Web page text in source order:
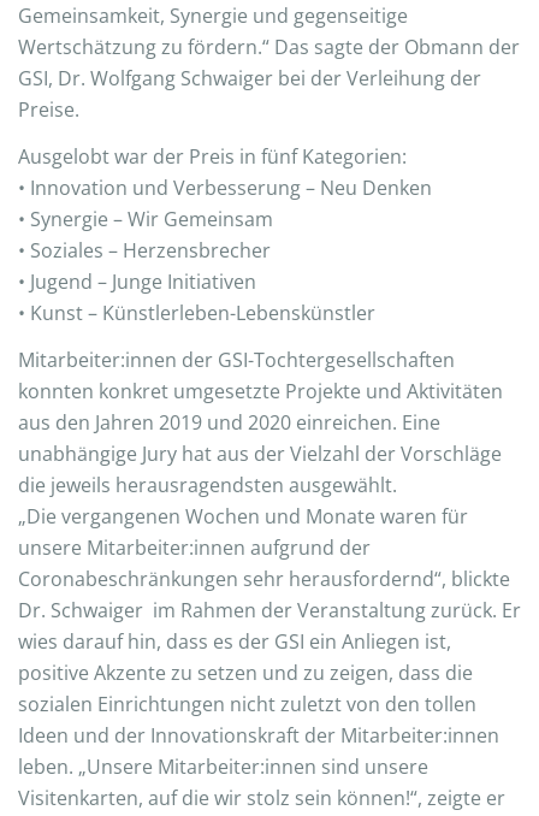
Gemeinsamkeit, Synergie und gegenseitige
Wertschätzung zu fördern.“ Das sagte der Obmann der
GSI, Dr. Wolfgang Schwaiger bei der Verleihung der
Preise.
Ausgelobt war der Preis in fünf Kategorien:
• Innovation und Verbesserung – Neu Denken
• Synergie – Wir Gemeinsam
• Soziales – Herzensbrecher
• Jugend – Junge Initiativen
• Kunst – Künstlerleben-Lebenskünstler
Mitarbeiter:innen der GSI-Tochtergesellschaften
konnten konkret umgesetzte Projekte und Aktivitäten
aus den Jahren 2019 und 2020 einreichen. Eine
unabhängige Jury hat aus der Vielzahl der Vorschläge
die jeweils herausragendsten ausgewählt.
„Die vergangenen Wochen und Monate waren für
unsere Mitarbeiter:innen aufgrund der
Coronabeschränkungen sehr herausfordernd“, blickte
Dr. Schwaiger im Rahmen der Veranstaltung zurück. Er
wies darauf hin, dass es der GSI ein Anliegen ist,
positive Akzente zu setzen und zu zeigen, dass die
sozialen Einrichtungen nicht zuletzt von den tollen
Ideen und der Innovationskraft der Mitarbeiter:innen
leben. „Unsere Mitarbeiter:innen sind unsere
Visitenkarten, auf die wir stolz sein können!“, zeigte er